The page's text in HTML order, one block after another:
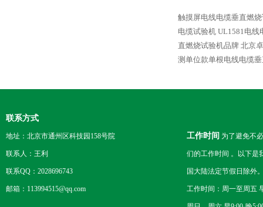
触摸屏电线电缆垂直燃
电缆试验机 UL1581电线
直燃烧试验机品牌 北京
测单位款单根电线电缆
联系方式
地址：北京市通州区科技园158号院
联系人：王利
联系QQ：2028696743
邮箱：113994515@qq.com
工作时间 为了避免不
们的工作时间 。以下是
国大陆法定节假日除外
工作时间：周一至周五